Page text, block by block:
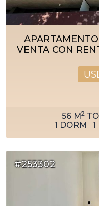
VENTA CON
56 M2
1 DORM 1
#253302